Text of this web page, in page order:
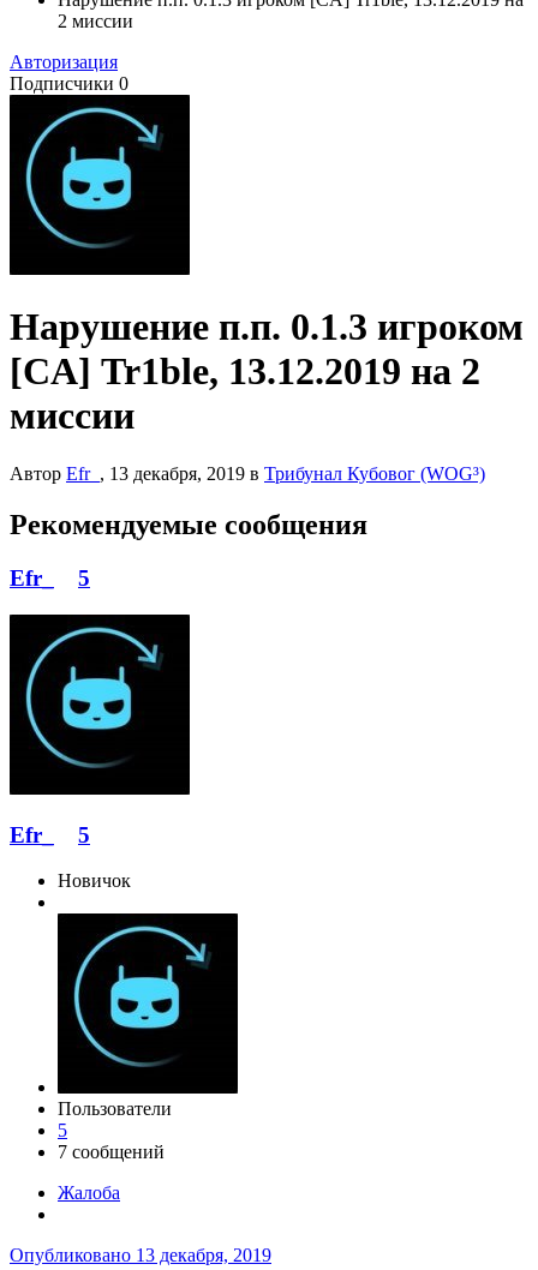
2 миссии
Авторизация
Подписчики 0
Нарушение п.п. 0.1.3 игроком
[CA] Tr1ble, 13.12.2019 на 2
миссии
Автор Efr_ , 13 декабря, 2019 в Трибунал Кубовог (WOG³)
Рекомендуемые сообщения
Efr_ 5
Efr_ 5
Новичок
Пользователи
5
7 сообщений
Жалоба
Опубликовано 13 декабря, 2019